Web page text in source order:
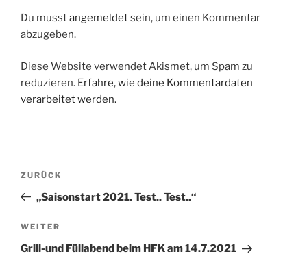
Du musstangemeldetsein, um einen Kommentar
abzugeben.
Diese Website verwendet Akismet, um Spam zu
reduzieren. Erfahre, wie deine Kommentardaten
verarbeitet werden.
Beitragsnavigation
Vorheriger
Beitrag
ZURÜCK
„Saisonstart 2021. Test.. Test..“
Nächster
Beitrag
WEITER
Grill-und Füllabend beim HFK am 14.7.2021